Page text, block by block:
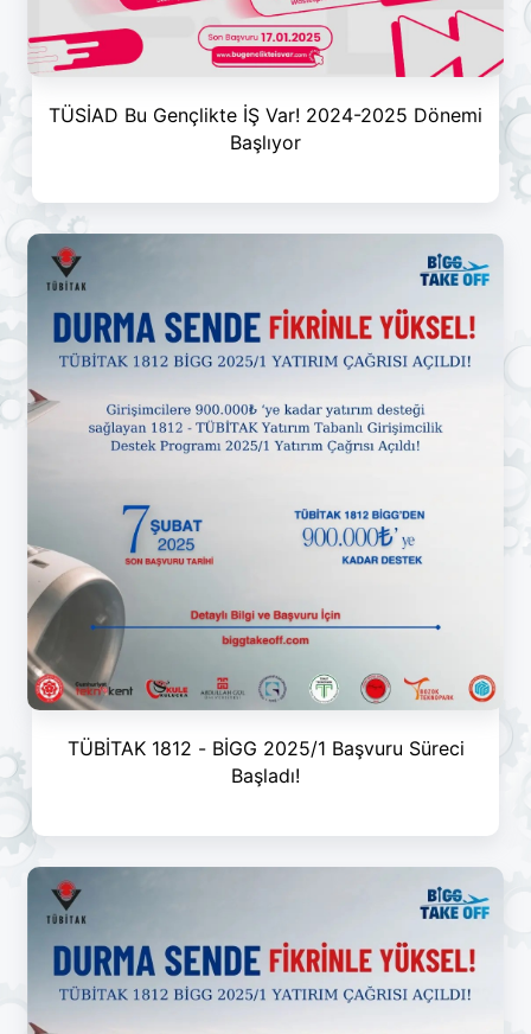
TÜSİAD Bu Gençlikte İŞ Var! 2024-2025 Dönemi
Başlıyor
TÜBİTAK 1812 - BİGG 2025/1 Başvuru Süreci
Başladı!